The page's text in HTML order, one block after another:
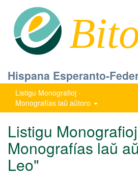
Hispana Esperanto-
Listigu Monografioj ·
Monografías laŭ aŭtoro
Listigu Monografioj
Monografías laŭ
Leo"